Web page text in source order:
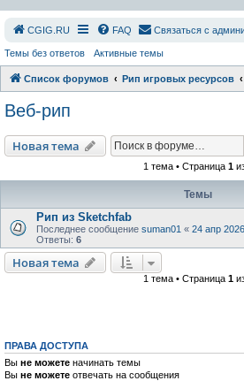
СGIG.RU FAQ Связаться с
Темы без ответов Активные темы
Список форумов Рип игровых ресурсов
Веб-рип
Новая тема
1 тема • Страница 1
Темы
Рип из Sketchfab
Последнее сообщение suman01 « 24 апр
Ответы: 6
Новая тема
1 тема • Страница 1
ПРАВА ДОСТУПА
Вы не можете начинать темы
Вы не можете отвечать на сообщения